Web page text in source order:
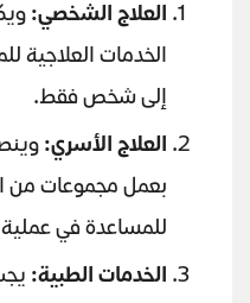
العلاج الشخصي:
الخدمات
إلى شخص فقط.
العلاج الأسري:
بعمل مجموعات من
للمساعدة في عملية
الخدمات الطبية: